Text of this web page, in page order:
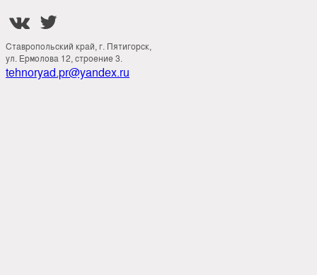
 
Ставропольский край, г. Пятигорск,
ул. Ермолова 12, строение 3.
tehnoryad.pr@yandex.ru